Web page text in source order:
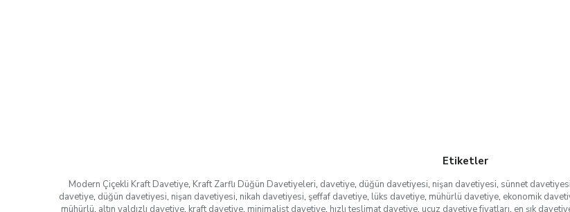
Etiketler
Modern Çiçekli Kraft Davetiye, Kraft Zarflı Düğün Davetiyeleri, davetiye, düğün davetiyesi, nişan davetiyesi, sünnet davetiyesi
davetiye, düğün davetiyesi, nişan davetiyesi, nikah davetiyesi, şeffaf davetiye, lüks davetiye, mühürlü davetiye, ekonomik
mühürlü, altın yaldızlı davetiye, kraft davetiye, minimalist davetiye, hızlı teslimat davetiye, ucuz davetiye fiyatları, en şık